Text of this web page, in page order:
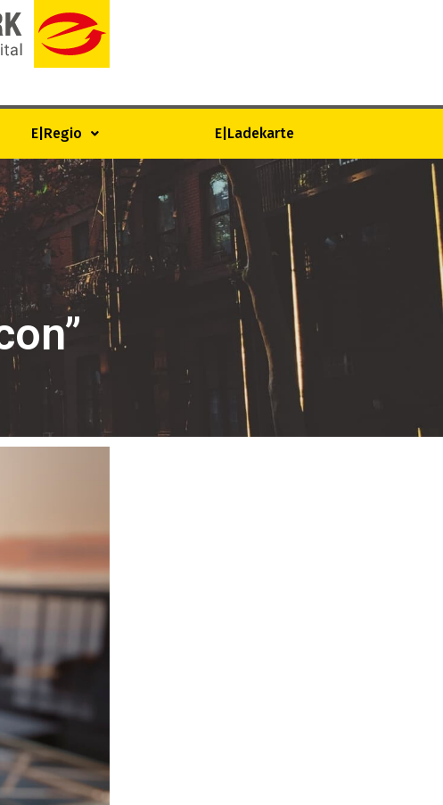
E|Regio E|Ladekarte